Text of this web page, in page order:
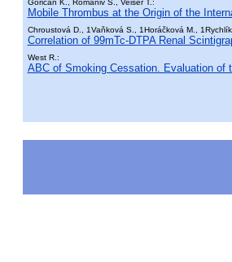
Goričan K., Romaniv S., Veiser T.:
Mobile Thrombus at the Origin of the
Chroustová D., 1Vaňková S., 1Horáčková M.,
Correlation of 99mTc-DTPA Renal
West R.:
ABC of Smoking Cessation. Evaluation of